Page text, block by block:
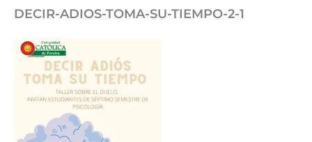
DECIR-ADIOS-TOMA-SU-TIEMPO-2-1